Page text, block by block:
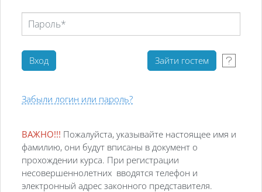
Забыли логин или пароль?
ВАЖНО!!! Пожалуйста, указывайте настоящее имя и
фамилию, они будут вписаны в документ о
прохождении курса. При регистрации
несовершеннолетних вводятся телефон и
электронный адрес законного представителя.